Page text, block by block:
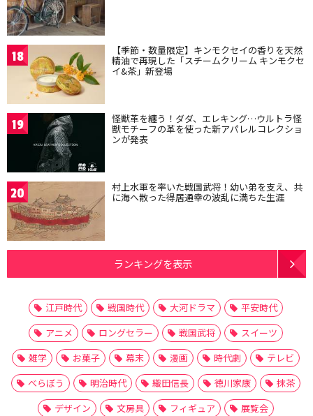
18 【季節・数量限定】キンモクセイの香りを天然
精油で再現した「スチームクリーム キンモクセ
イ&茶」新登場
19 怪獣革を纏う！ダダ、エレキング…ウルトラ怪
獣モチーフの革を使った新アパレルコレクショ
ンが発表
20 村上水軍を率いた戦国武将！幼い弟を支え、共
に海へ散った得居通幸の波乱に満ちた生涯
ランキングを表示
江戸時代 戦国時代 大河ドラマ
平安時代
アニメ
ロングセラー 戦国武将
スイーツ
雑学
お菓子 幕末 漫画 時代劇
テレビ
べらぼう
明治時代 織田信長 徳川家康
抹茶
デザイン
文房具 フィギュア
展覧会